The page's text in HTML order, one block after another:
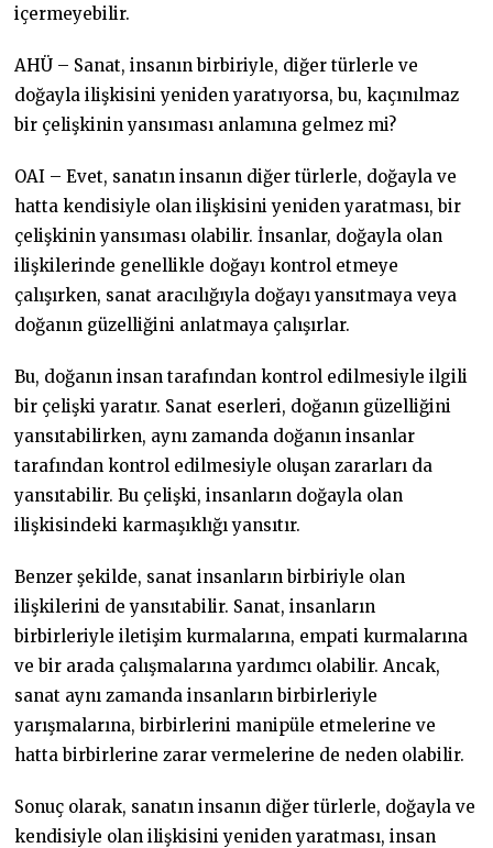
içermeyebilir.
AHÜ – Sanat, insanın birbiriyle, diğer türlerle ve
doğayla ilişkisini yeniden yaratıyorsa, bu, kaçınılmaz
bir çelişkinin yansıması anlamına gelmez mi?
OAI – Evet, sanatın insanın diğer türlerle, doğayla ve
hatta kendisiyle olan ilişkisini yeniden yaratması, bir
çelişkinin yansıması olabilir. İnsanlar, doğayla olan
ilişkilerinde genellikle doğayı kontrol etmeye
çalışırken, sanat aracılığıyla doğayı yansıtmaya veya
doğanın güzelliğini anlatmaya çalışırlar.
Bu, doğanın insan tarafından kontrol edilmesiyle ilgili
bir çelişki yaratır. Sanat eserleri, doğanın güzelliğini
yansıtabilirken, aynı zamanda doğanın insanlar
tarafından kontrol edilmesiyle oluşan zararları da
yansıtabilir. Bu çelişki, insanların doğayla olan
ilişkisindeki karmaşıklığı yansıtır.
Benzer şekilde, sanat insanların birbiriyle olan
ilişkilerini de yansıtabilir. Sanat, insanların
birbirleriyle iletişim kurmalarına, empati kurmalarına
ve bir arada çalışmalarına yardımcı olabilir. Ancak,
sanat aynı zamanda insanların birbirleriyle
yarışmalarına, birbirlerini manipüle etmelerine ve
hatta birbirlerine zarar vermelerine de neden olabilir.
Sonuç olarak, sanatın insanın diğer türlerle, doğayla ve
kendisiyle olan ilişkisini yeniden yaratması, insan